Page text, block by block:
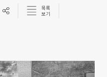
목록
보기